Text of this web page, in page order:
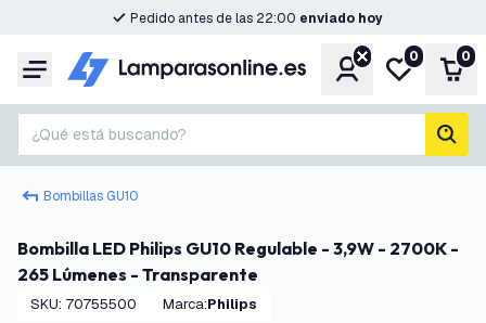
Pedido antes de las 22:00 enviado hoy
Menú CuentaMi lista de
0 0
¿Qué está buscando?
Bombillas GU10
Bombilla LED Philips GU10 Regulable - 3,9W - 2700K -
265 Lúmenes - Transparente
SKU: 70755500 Marca: Philips